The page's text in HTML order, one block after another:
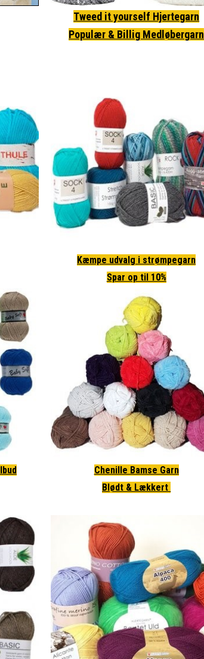
Tweed it yourself Hjertegarn
Populær & Billig Medløbergarn
Kæmpe udvalg i strømpegarn
Spar op til 10%
Chenille Bamse Garn
Blødt & Lækkert